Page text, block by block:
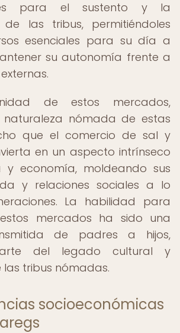
para el sustento y la
de las tribus, permitiéndoles
esenciales para su día a
su autonomía frente a
de estos mercados,
nómada de estas
que el comercio de sal y
en un aspecto intrínseco
economía, moldeando sus
y relaciones sociales a lo
La habilidad para
mercados ha sido una
de padres a hijos,
del legado cultural y
tribus nómadas.
socioeconómicas